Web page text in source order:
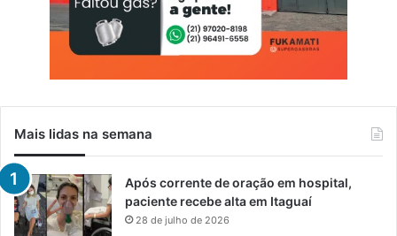
Mais lidas na semana
Após corrente de oração em hospital,
paciente recebe alta em Itaguaí
28 de julho de 2026